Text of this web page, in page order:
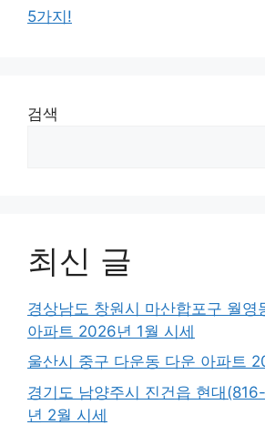
5가지!
검색
최신 글
경상남도 창원시 마산합포구 월영
아파트 2026년 1월 시세
울산시 중구 다운동 다운 아파트
경기도 남양주시 진건읍 현대
년 2월 시세